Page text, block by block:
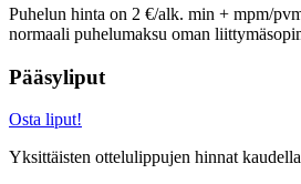
Puhelun hinta on 2 €/alk. min + mpm/
normaali puhelumaksu oman
Pääsyliput
Osta liput!
Yksittäisten ottelulippujen hinnat